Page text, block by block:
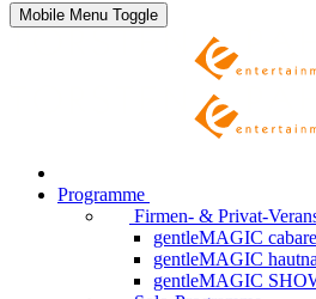
Mobile Menu Toggle
Programme
Firmen- & Privat-
gentleMAGIC
gentleMAGIC
gentleMAGIC